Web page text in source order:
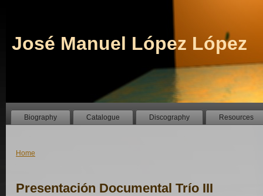
José Manuel López López
Biography Catalogue Discography Resources
Home
Presentación Documental Trío III